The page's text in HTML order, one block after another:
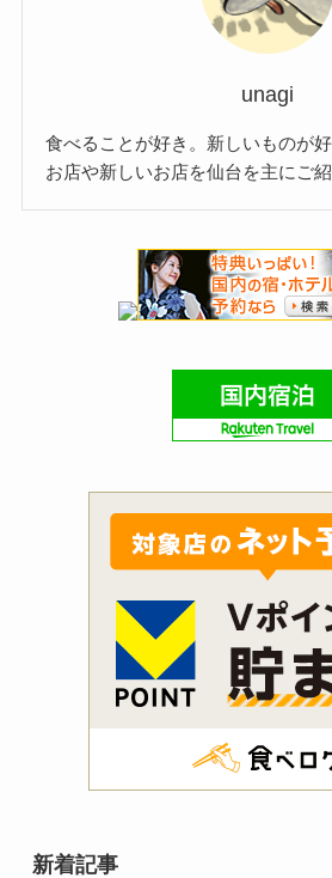
unagi
食べることが好き。新しいものが
お店や新しいお店を仙台を主にご紹
新着記事